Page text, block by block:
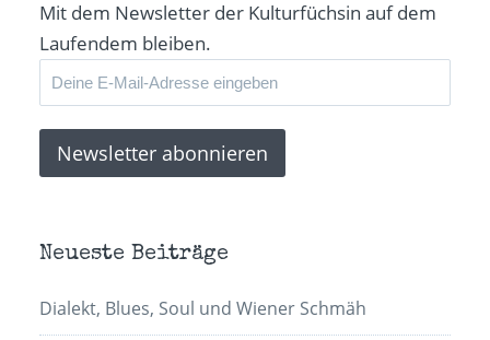
Mit dem Newsletter der Kulturfüchsin auf dem
Laufendem bleiben.
Neueste Beiträge
Dialekt, Blues, Soul und Wiener Schmäh